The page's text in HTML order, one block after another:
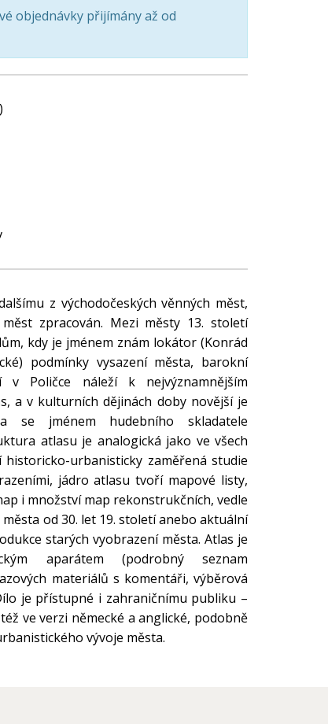
objednávky přijímány až od
z východočeských věnných měst,
zpracován. Mezi městy 13. století
kdy je jménem znám lokátor (Konrád
podmínky vysazení města, barokní
Poličce náleží k nejvýznamnějším
a v kulturních dějinách doby novější je
se jménem hudebního skladatele
atlasu je analogická jako ve všech
historicko-urbanisticky zaměřená studie
jádro atlasu tvoří mapové listy,
i množství map rekonstrukčních, vedle
od 30. let 19. století anebo aktuální
starých vyobrazení města. Atlas je
aparátem (podrobný seznam
materiálů s komentáři, výběrová
je přístupné i zahraničnímu publiku –
ve verzi německé a anglické, podobně
vývoje města.